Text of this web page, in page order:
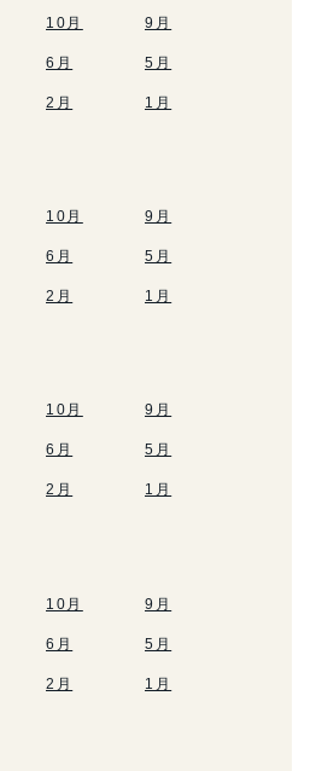
10月 9月
6月 5月
2月 1月
10月 9月
6月 5月
2月 1月
10月 9月
6月 5月
2月 1月
10月 9月
6月 5月
2月 1月